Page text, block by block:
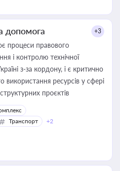
допомога +3
процеси правового
і контролю технічної
з-за кордону, і є критично
ресурсів у сфері
проєктів
Транспорт +2